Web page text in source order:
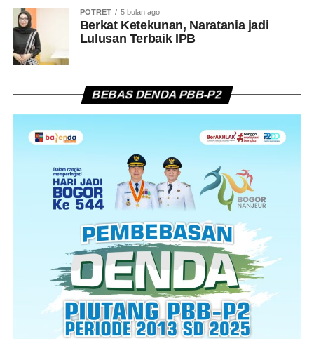
POTRET 5 bulan ago
Berkat Ketekunan, Naratania jadi
Lulusan Terbaik IPB
BEBAS DENDA PBB-P2